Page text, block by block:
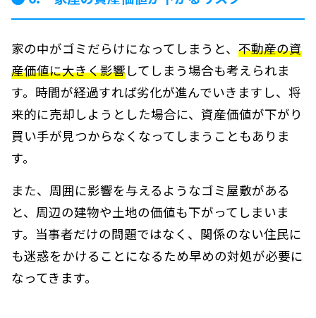
家の中がゴミだらけになってしまうと、 不動産の資
産価値に大きく影響してしまう場合も考えられま
す。時間が経過すれば劣化が進んでいきますし、将
来的に売却しようとした場合に、資産価値が下がり
買い手が見つからなくなってしまうこともありま
す。
また、周囲に影響を与えるようなゴミ屋敷がある
と、周辺の建物や土地の価値も下がってしまいま
す。当事者だけの問題ではなく、関係のない住民に
も迷惑をかけることになるため早めの対処が必要に
なってきます。